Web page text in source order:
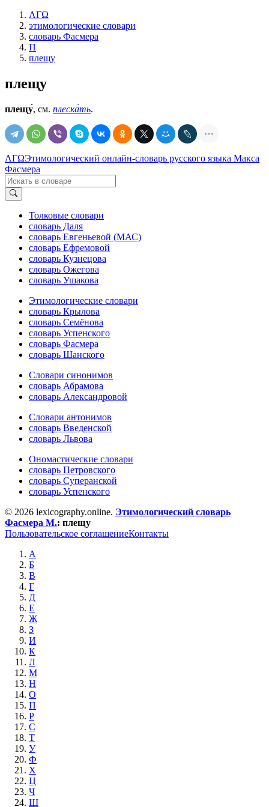
ΛΓΩ
этимологические словари
словарь Фасмера
П
плещу
плещу
плещу́, см. плеска́ть.
ΛΓΩЭтимологический онлайн-словарь русского языка Макса
Фасмера
Толковые словари
словарь Даля
словарь Евгеньевой (МАС)
словарь Ефремовой
словарь Кузнецова
словарь Ожегова
словарь Ушакова
Этимологические словари
словарь Крылова
словарь Семёнова
словарь Успенского
словарь Фасмера
словарь Шанского
Словари синонимов
словарь Абрамова
словарь Александровой
Словари антонимов
словарь Введенской
словарь Львова
Ономастические словари
словарь Петровского
словарь Суперанской
словарь Успенского
© 2026 lexicography.online. Этимологический словарь
Фасмера М.: плещу
Пользовательское соглашениеКонтакты
А
Б
В
Г
Д
Е
Ж
З
И
К
Л
М
Н
О
П
Р
С
Т
У
Ф
Х
Ц
Ч
Ш